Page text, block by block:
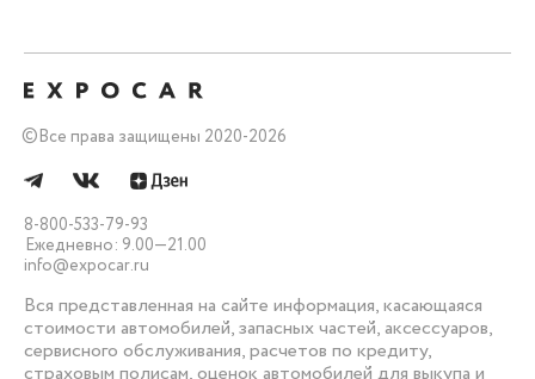
©Все права защищены 2020-2026
8-800-533-79-93
Ежедневно: 9.00—21.00
info@expocar.ru
Вся представленная на сайте информация, касающаяся
стоимости автомобилей, запасных частей, аксессуаров,
сервисного обслуживания, расчетов по кредиту,
страховым полисам, оценок автомобилей для выкупа и